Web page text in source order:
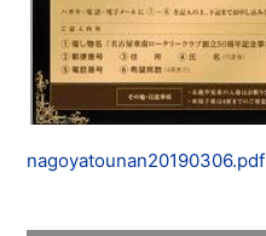
nagoyatounan20190306.pdf